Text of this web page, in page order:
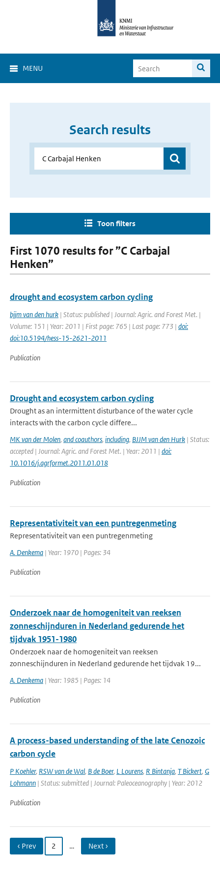
MENU
Search results
Toon filters
First 1070 results for ”C Carbajal
Henken”
drought and ecosystem carbon cycling
bjjm van den hurk | Status: published | Journal: Agric. and Forest Met. |
Volume: 151 | Year: 2011 | First page: 765 | Last page: 773 | doi:
doi:10.5194/hess-15-2621-2011
Publication
Drought and ecosystem carbon cycling
Drought as an intermittent disturbance of the water cycle
interacts with the carbon cycle differe...
MK van der Molen, and coauthors, including, BJJM van den Hurk | Status:
accepted | Journal: Agric. and Forest Met. | Year: 2011 | doi:
10.1016/j.agrformet.2011.01.018
Publication
Representativiteit van een puntregenmeting
Representativiteit van een puntregenmeting
A. Denkema | Year: 1970 | Pages: 34
Publication
Onderzoek naar de homogeniteit van reeksen
zonneschijnduren in Nederland gedurende het
tijdvak 1951-1980
Onderzoek naar de homogeniteit van reeksen
zonneschijnduren in Nederland gedurende het tijdvak 19...
A. Denkema | Year: 1985 | Pages: 14
Publication
A process-based understanding of the late Cenozoic
carbon cycle
P Koehler, RSW van de Wal, B de Boer, L Lourens, R Bintanja, T Bickert, G
Lohmann | Status: submitted | Journal: Paleoceanography | Year: 2012
Publication
‹ Prev 2 … Next ›